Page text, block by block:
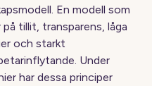
En modell som
på tillit, transparens, låga
och starkt
Under
har dessa principer